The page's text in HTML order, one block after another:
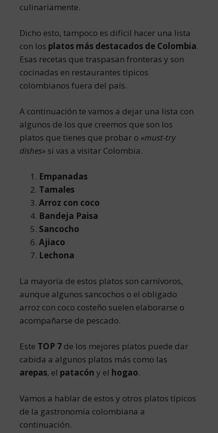
culinariamente.
Dicho esto, tampoco es difícil hacer una lista
con los platos más destacados de Colombia.
Esas recetas que traspasan fronteras y son
cocinadas en restaurantes típicos
colombianos fuera del país.
A continuación te vamos a dejar una lista con
algunos de los que creemos que son los
platos que tienes que probar o «must-try
dishes» si vas a visitar Colombia.
Empanadas
Tamales
Arroz con coco
Bandeja Paisa
Sancocho
Ajiaco
Lechona
La mayoría de estos platos son carnívoros,
aunque algunos sancochos o el obligado
arroz con coco costeño suelen elaborarse o
acompañarse de pescado.
Este TOP 7 de los mejores platos puede dar
cabida a algunos platos más como las
arepas, el patacón y el hogao.
Vamos a hablar de estos y otros platos típicos
de la gastronomía colombiana a
continuación.